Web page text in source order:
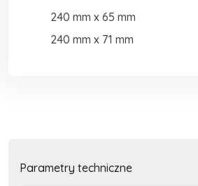
240 mm x 65 mm
240 mm x 71 mm
Parametry techniczne